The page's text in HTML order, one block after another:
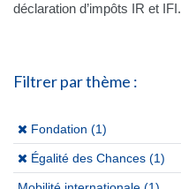
déclaration d’impôts IR et IFI.
Filtrer par thème :
(x)
Fondation (1)
(x)
Égalité des Chances (1)